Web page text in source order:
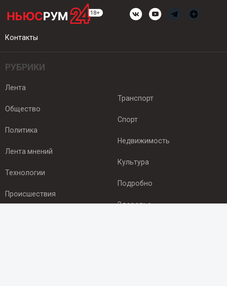
Контакты
РУБРИКИ
Лента
Общество
Политика
Лента мнений
Технологии
Происшествия
Транспорт
Спорт
Недвижимость
Культура
Подробно
Здоровье